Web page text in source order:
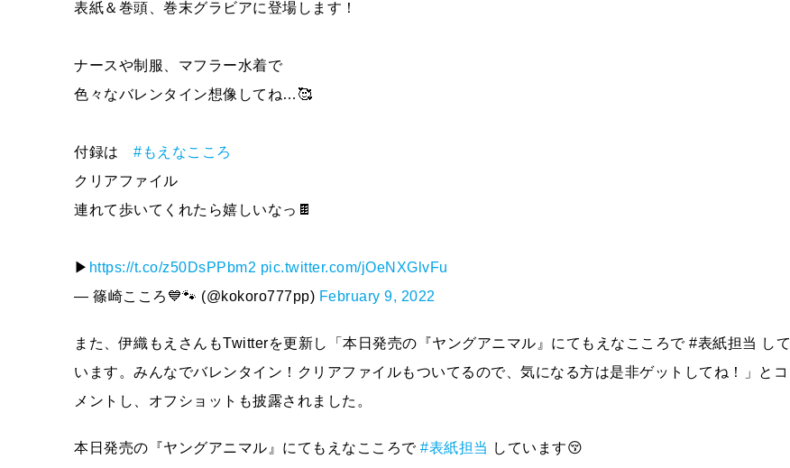
表紙＆巻頭、巻末グラビアに登場します！
ナースや制服、マフラー水着で
色々なバレンタイン想像してね…🥰
付録は #もえなこころ
クリアファイル
連れて歩いてくれたら嬉しいなっ🍫
▶︎ https://t.co/z50DsPPbm2 pic.twitter.com/jOeNXGlvFu
— 篠崎こころ💙🐾 (@kokoro777pp) February 9, 2022
また、伊織もえさんもTwitterを更新し「本日発売の『ヤングアニマル』にてもえなこころで #表紙担当 して
います。みんなでバレンタイン！クリアファイルもついてるので、気になる方は是非ゲットしてね！」とコ
メントし、オフショットも披露されました。
本日発売の『ヤングアニマル』にてもえなこころで #表紙担当 しています😚